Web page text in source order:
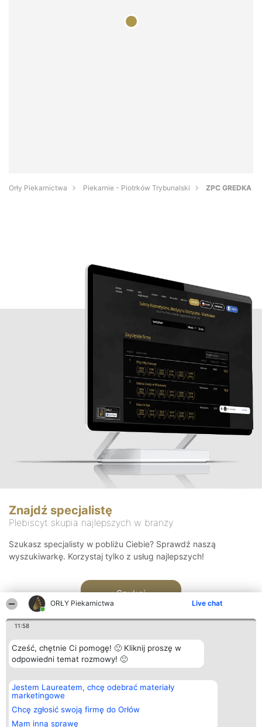
ORŁY Piekarnictwa Live chat
11:58
Cześć, chętnie Ci pomogę! 🙂 Kliknij proszę w
odpowiedni temat rozmowy! 🙂
Jestem Laureatem, chcę odebrać materiały
marketingowe
Chcę zgłosić swoją firmę do Orłów
Mam inną sprawę
Orły Piekarnictwa Piekarnie - Piotrków Trybunalski ZPC GREDKA
Znajdź specjalistę
Plebiscyt skupia najlepszych w branży
Szukasz specjalisty w pobliżu Ciebie? Sprawdź naszą
wyszukiwarkę. Korzystaj tylko z usług najlepszych!
Szukaj
Organizator plebiscytu
Bright Side Solutions sp. z o.
o. sp. k.
ul. Ruska 22
Wrocław 50-079
KRS 0000749100 | Regon
Plebiscyt
Laureaci
wszystkich
Laureatów
Kontakt
Kontakt